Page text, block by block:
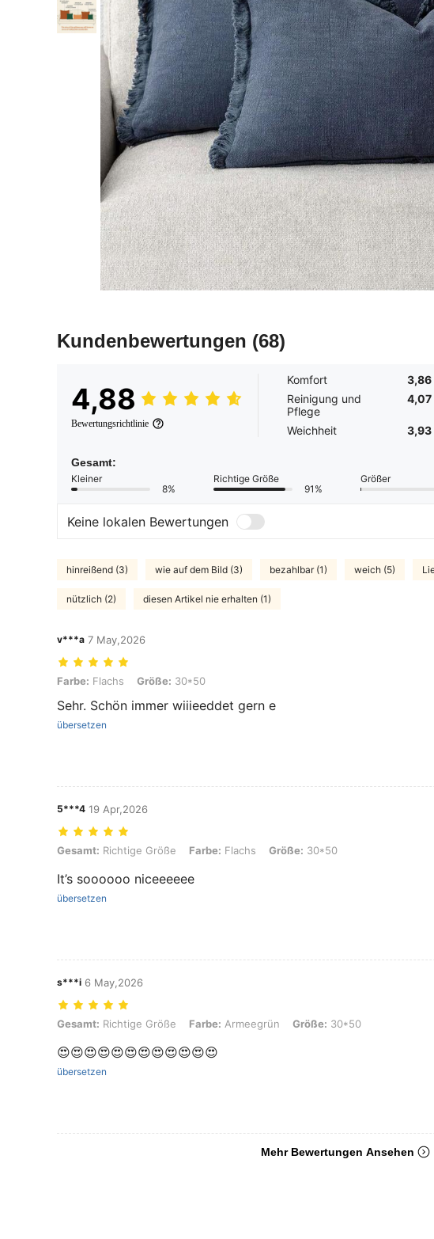
Kundenbewertungen (68)
4,88
Bewertungsrichtlinie
Komfort
3,86
Reinigung und
Pflege
4,07
Weichheit 3,93
Gesamt:
Kleiner
8%
Richtige Größe
91%
Größer
Keine lokalen Bewertungen
hinreißend (3) wie auf dem Bild (3) bezahlbar (1) weich (5)
nützlich (2) diesen Artikel nie erhalten (1)
v***a 7 May,2026
Farbe: Flachs, Größe: 30*50
Farbe: Flachs Größe: 30*50
Sehr. Schön immer wiiieeddet gern e
übersetzen
5***4 19 Apr,2026
Gesamt: Richtige Größe, Farbe: Flachs, Größe: 30*50
Gesamt: Richtige Größe Farbe: Flachs Größe: 30*50
It’s soooooo niceeeeee
übersetzen
s***i 6 May,2026
Gesamt: Richtige Größe, Farbe: Armeegrün, Größe: 30*50
Gesamt: Richtige Größe Farbe: Armeegrün Größe: 30*50
😍😍😍😍😍😍😍😍😍😍😍😍
übersetzen
Mehr Bewertungen Ansehen